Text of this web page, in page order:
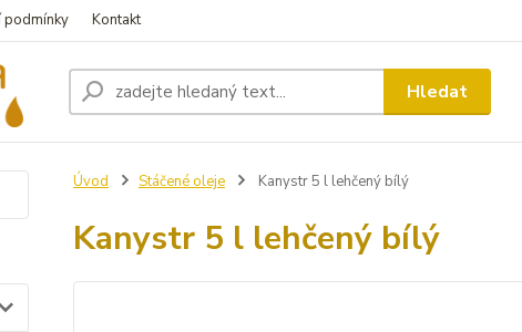
podmínky Kontakt
Hledat
Úvod Stáčené oleje Kanystr 5 l lehčený bílý
Kanystr 5 l lehčený bílý